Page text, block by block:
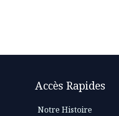
Accès Rapides
Notre Histoire